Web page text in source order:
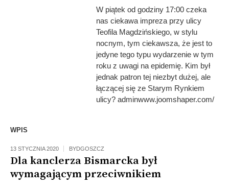
W piątek od godziny 17:00 czeka
nas ciekawa impreza przy ulicy
Teofila Magdzińskiego, w stylu
nocnym, tym ciekawsza, że jest to
jedyne tego typu wydarzenie w tym
roku z uwagi na epidemię. Kim był
jednak patron tej niezbyt dużej, ale
łączącej się ze Starym Rynkiem
ulicy? adminwww.joomshaper.com/
WPIS
13 STYCZNIA 2020 BYDGOSZCZ
Dla kanclerza Bismarcka był
wymagającym przeciwnikiem